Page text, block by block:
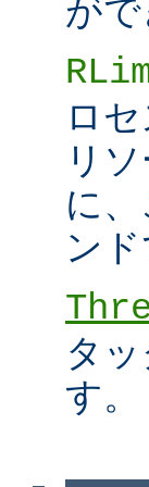
がで
ロ
リ
に
ン
タ
す。